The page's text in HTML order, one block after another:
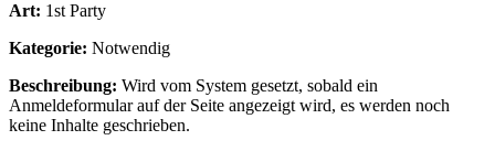
Art: 1st Party
Kategorie: Notwendig
Beschreibung: Wird vom System gesetzt, sobald ein
Anmeldeformular auf der Seite angezeigt wird, es werden noch
keine Inhalte geschrieben.